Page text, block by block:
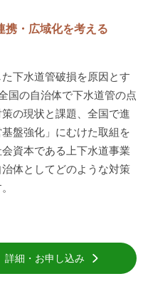
携・広域化を考える
下水道管破損を原因とす
国の自治体で下水道管の点
の現状と課題、全国で進
盤強化」にむけた取組を
資本である上下水道事業
体としてどのような対策
詳細・お申し込み